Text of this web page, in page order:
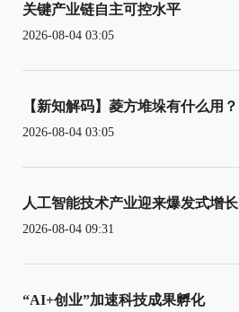
关键产业链自主可控水平
2026-08-04 03:05
【新知解码】菱方堆垛有什么用？
2026-08-04 03:05
人工智能技术产业迎来爆发式增长
2026-08-04 09:31
“AI+创业”加速科技成果孵化